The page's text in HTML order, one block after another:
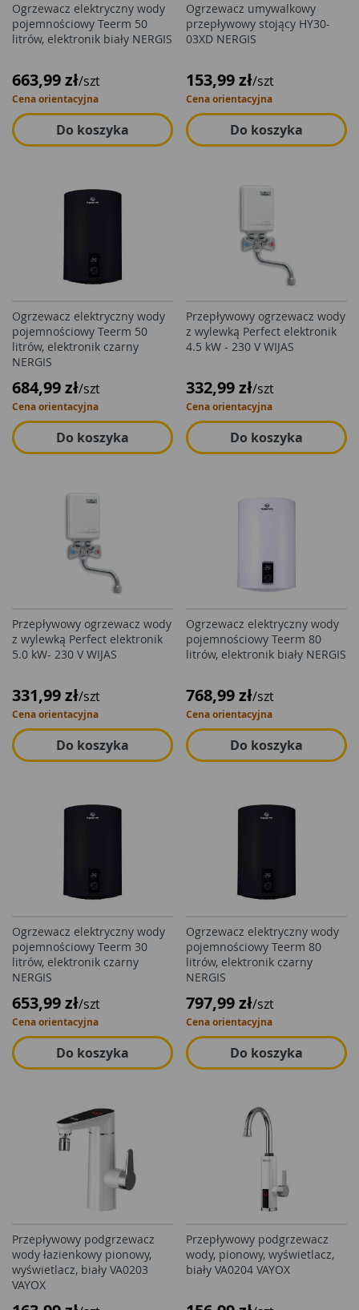
Ogrzewacz elektryczny wody
pojemnościowy Teerm 50
litrów, elektronik biały NERGIS
663,99 zł/szt
Cena orientacyjna
Do koszyka
Ogrzewacz umywalkowy
przepływowy stojący HY30-
03XD NERGIS
153,99 zł/szt
Cena orientacyjna
Do koszyka
Ogrzewacz elektryczny wody
pojemnościowy Teerm 50
litrów, elektronik czarny
NERGIS
684,99 zł/szt
Cena orientacyjna
Do koszyka
Przepływowy ogrzewacz wody
z wylewką Perfect elektronik
4.5 kW - 230 V WIJAS
332,99 zł/szt
Cena orientacyjna
Do koszyka
Przepływowy ogrzewacz wody
z wylewką Perfect elektronik
5.0 kW- 230 V WIJAS
331,99 zł/szt
Cena orientacyjna
Do koszyka
Ogrzewacz elektryczny wody
pojemnościowy Teerm 80
litrów, elektronik biały NERGIS
768,99 zł/szt
Cena orientacyjna
Do koszyka
Ogrzewacz elektryczny wody
pojemnościowy Teerm 30
litrów, elektronik czarny
NERGIS
653,99 zł/szt
Cena orientacyjna
Do koszyka
Ogrzewacz elektryczny wody
pojemnościowy Teerm 80
litrów, elektronik czarny
NERGIS
797,99 zł/szt
Cena orientacyjna
Do koszyka
Przepływowy podgrzewacz
wody łazienkowy pionowy,
wyświetlacz, biały VA0203
VAYOX
Przepływowy podgrzewacz
wody, pionowy, wyświetlacz,
biały VA0204 VAYOX